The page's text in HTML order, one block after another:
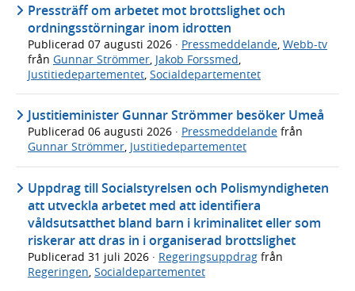
Pressträff om arbetet mot brottslighet och
ordningsstörningar inom idrotten
Publicerad 07 augusti 2026 · Pressmeddelande Webb-tv
från Gunnar Strömmer Jakob Forssmed
Justitiedepartementet Socialdepartementet
Justitieminister Gunnar Strömmer besöker Umeå
Publicerad 06 augusti 2026 · Pressmeddelande från
Gunnar Strömmer, Justitiedepartementet
Uppdrag till Socialstyrelsen och Polismyndigheten
att utveckla arbetet med att identifiera
våldsutsatthet bland barn i kriminalitet eller som
riskerar att dras in i organiserad brottslighet
Publicerad 31 juli 2026 · Regeringsuppdrag från
Regeringen, Socialdepartementet